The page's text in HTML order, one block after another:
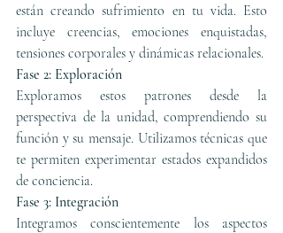
están creando sufrimiento en tu vida. Esto
incluye creencias, emociones enquistadas,
tensiones corporales y dinámicas relacionales.
Fase 2: Exploración
Exploramos estos patrones desde la
perspectiva de la unidad, comprendiendo su
función y su mensaje. Utilizamos técnicas que
te permiten experimentar estados expandidos
de conciencia.
Fase 3: Integración
Integramos conscientemente los aspectos